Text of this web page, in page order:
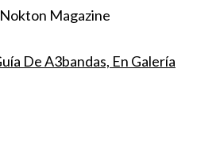
Nokton Magazine